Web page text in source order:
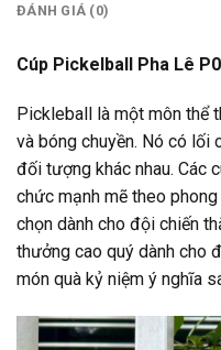
ĐÁNH GIÁ (0)
Cúp Pickelball Pha Lê
Pickleball là một môn thể
và bóng chuyền. Nó có lối
đối tượng khác nhau. Các
chức mạnh mẽ theo
chọn dành cho đội chiến
thưởng cao quý dành cho
món quà kỷ niệm ý nghĩa